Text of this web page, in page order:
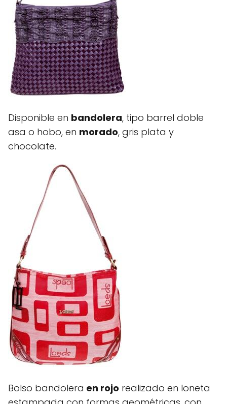
Disponible en bandolera, tipo barrel doble
asa o hobo, en morado, gris plata y
chocolate.
Bolso bandolera en rojo realizado en loneta